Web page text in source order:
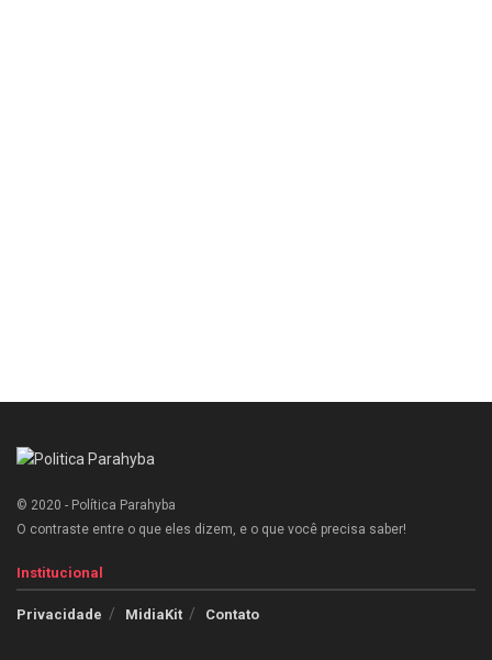
© 2020 - Política Parahyba
O contraste entre o que eles dizem, e o que você precisa saber!
Institucional
Privacidade MidiaKit Contato